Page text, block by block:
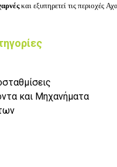
και εξυπηρετεί τις περιοχές
και Μηχανήματα